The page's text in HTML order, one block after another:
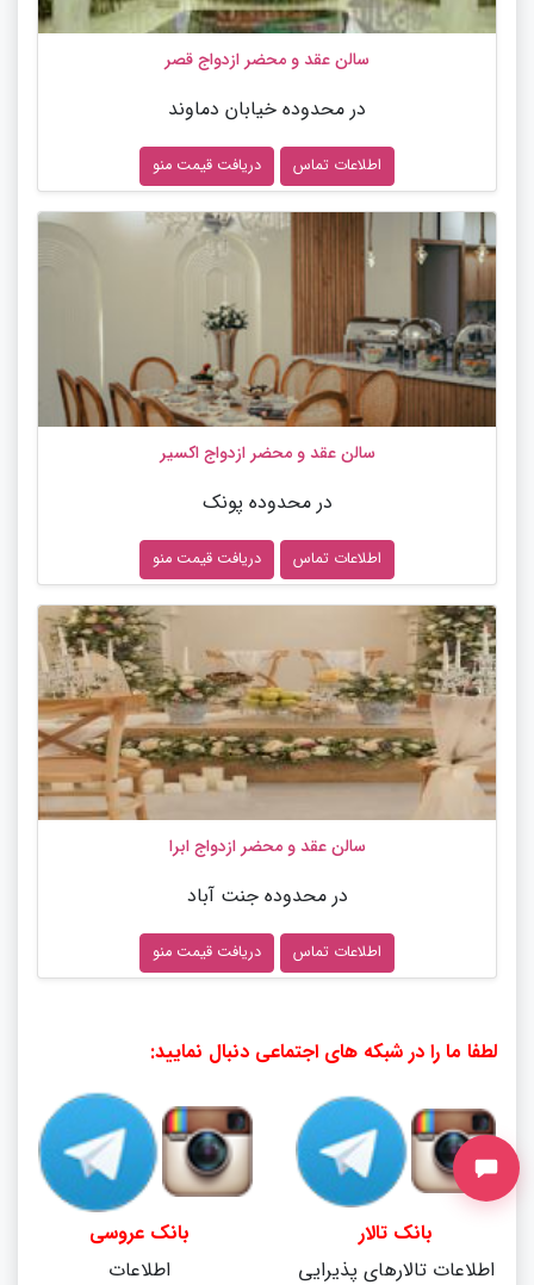
سالن عقد و محضر ازدواج قصر
در محدوده خیابان دماوند
اطلاعات تماس دریافت قیمت منو
سالن عقد و محضر ازدواج اکسیر
در محدوده پونک
اطلاعات تماس دریافت قیمت منو
سالن عقد و محضر ازدواج ابرا
در محدوده جنت آباد
اطلاعات تماس دریافت قیمت منو
لطفا ما را در شبکه های اجتماعی دنبال نمایید:
بانک تالار
اطلاعات تالارهای پذیرایی
بانک عروسی
اطلاعات